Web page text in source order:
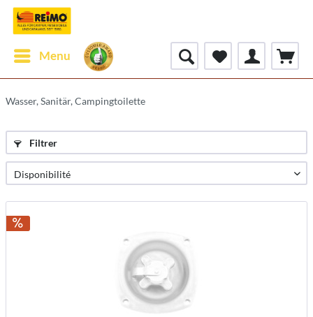
Menu
Wasser, Sanitär, Campingtoilette
Filtrer